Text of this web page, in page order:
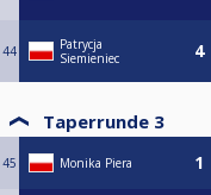
44
Patrycja
Siemieniec
Taperrunde 3
45 Monika Piera